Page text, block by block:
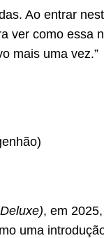
Ao entrar
ver como essa
mais uma vez.”
, em
uma